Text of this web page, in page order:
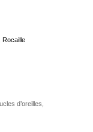
,Rocaille
d’oreilles,